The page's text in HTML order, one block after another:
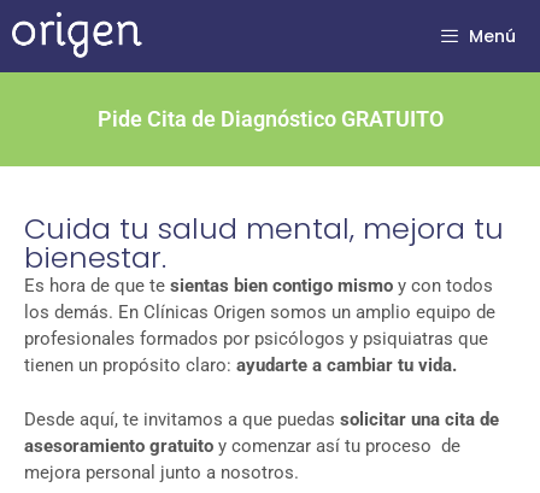
Menú
Pide Cita de Diagnóstico GRATUITO
Cuida tu salud mental, mejora tu
bienestar.
Es hora de que te sientas bien contigo mismo y con todos
los demás. En Clínicas Origen somos un amplio equipo de
profesionales formados por psicólogos y psiquiatras que
tienen un propósito claro: ayudarte a cambiar tu vida.
Desde aquí, te invitamos a que puedas solicitar una cita de
asesoramiento gratuito y comenzar así tu proceso de
mejora personal junto a nosotros.